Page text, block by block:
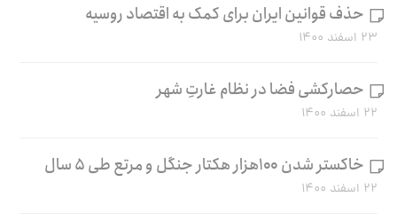
حذف قوانین ایران برای کمک به اقتصاد روسیه
۲۳ اسفند ۱۴۰۰
حصارکشی فضا در نظام غارتِ شهر
۲۲ اسفند ۱۴۰۰
خاکستر شدن ۱۰۰هزار هکتار جنگل و مرتع طی ۵ سال
۲۲ اسفند ۱۴۰۰